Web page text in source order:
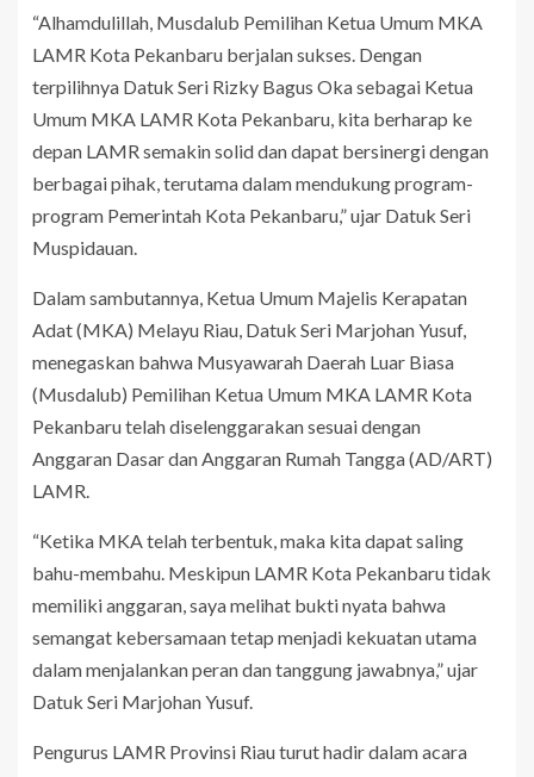
“Alhamdulillah, Musdalub Pemilihan Ketua Umum MKA
LAMR Kota Pekanbaru berjalan sukses. Dengan
terpilihnya Datuk Seri Rizky Bagus Oka sebagai Ketua
Umum MKA LAMR Kota Pekanbaru, kita berharap ke
depan LAMR semakin solid dan dapat bersinergi dengan
berbagai pihak, terutama dalam mendukung program-
program Pemerintah Kota Pekanbaru,” ujar Datuk Seri
Muspidauan.
Dalam sambutannya, Ketua Umum Majelis Kerapatan
Adat (MKA) Melayu Riau, Datuk Seri Marjohan Yusuf,
menegaskan bahwa Musyawarah Daerah Luar Biasa
(Musdalub) Pemilihan Ketua Umum MKA LAMR Kota
Pekanbaru telah diselenggarakan sesuai dengan
Anggaran Dasar dan Anggaran Rumah Tangga (AD/ART)
LAMR.
“Ketika MKA telah terbentuk, maka kita dapat saling
bahu-membahu. Meskipun LAMR Kota Pekanbaru tidak
memiliki anggaran, saya melihat bukti nyata bahwa
semangat kebersamaan tetap menjadi kekuatan utama
dalam menjalankan peran dan tanggung jawabnya,” ujar
Datuk Seri Marjohan Yusuf.
Pengurus LAMR Provinsi Riau turut hadir dalam acara